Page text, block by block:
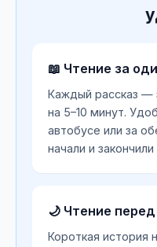
📖 Чтение за
Каждый рассказ —
на 5–10 минут.
автобусе или за
начали и
🌙 Чтение
Короткая история